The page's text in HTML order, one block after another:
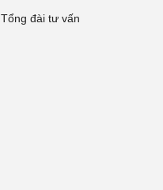
Tổng đài tư vấn